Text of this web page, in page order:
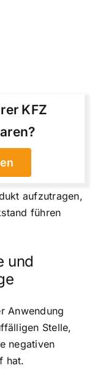
KFZ
aufzutragen,
führen
und
Anwendung
Stelle,
negativen
hat.